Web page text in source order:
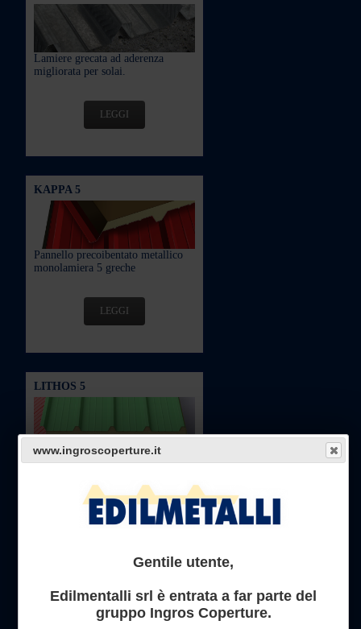
Lamiere grecata ad aderenza
migliorata per solai.
LEGGI
KAPPA 5
Pannello precoibentato metallico
monolamiera 5 greche
LEGGI
LITHOS 5
Pannello copertura metallico in
lana di roccia.
LEGGI
www.ingroscoperture.it
Gentile utente,
Edilmentalli srl è entrata a far parte del
gruppo Ingros Coperture.